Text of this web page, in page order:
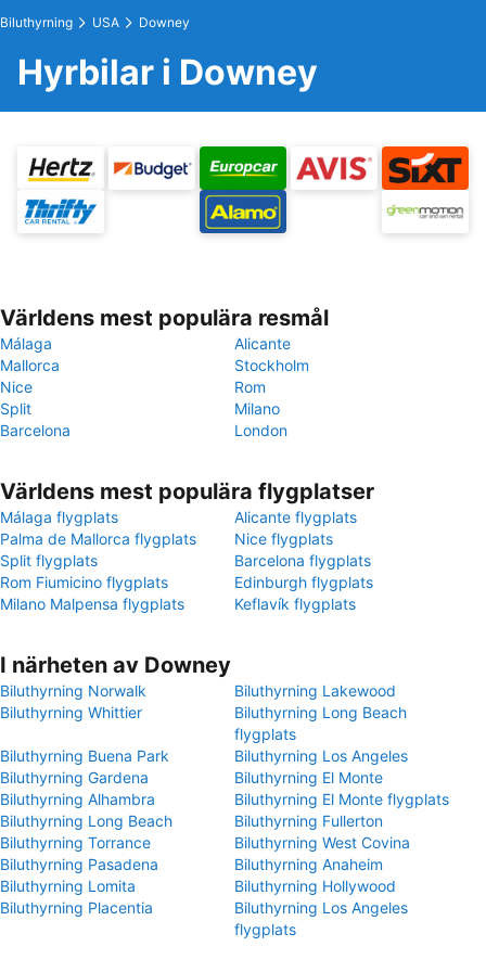
Biluthyrning USA Downey
Hyrbilar i Downey
Världens mest populära resmål
Málaga
Alicante
Mallorca
Stockholm
Nice
Rom
Split
Milano
Barcelona
London
Världens mest populära flygplatser
Málaga flygplats
Alicante flygplats
Palma de Mallorca flygplats
Nice flygplats
Split flygplats
Barcelona flygplats
Rom Fiumicino flygplats
Edinburgh flygplats
Milano Malpensa flygplats
Keflavík flygplats
I närheten av Downey
Biluthyrning Norwalk
Biluthyrning Lakewood
Biluthyrning Whittier
Biluthyrning Long Beach
flygplats
Biluthyrning Buena Park
Biluthyrning Los Angeles
Biluthyrning Gardena
Biluthyrning El Monte
Biluthyrning Alhambra
Biluthyrning El Monte flygplats
Biluthyrning Long Beach
Biluthyrning Fullerton
Biluthyrning Torrance
Biluthyrning West Covina
Biluthyrning Pasadena
Biluthyrning Anaheim
Biluthyrning Lomita
Biluthyrning Hollywood
Biluthyrning Placentia
Biluthyrning Los Angeles
flygplats